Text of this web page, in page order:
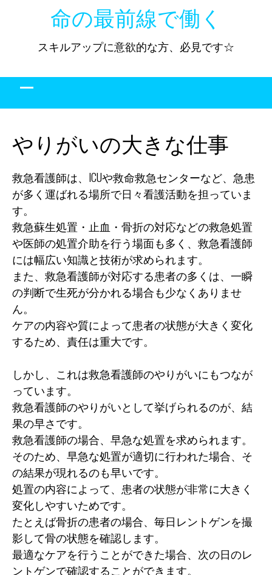
命の最前線で働く
スキルアップに意欲的な方、必見です☆
やりがいの大きな仕事
救急看護師は、ICUや救命救急センターなど、急患
が多く運ばれる場所で日々看護活動を担っていま
す。
救急蘇生処置・止血・骨折の対応などの救急処置
や医師の処置介助を行う場面も多く、救急看護師
には幅広い知識と技術が求められます。
また、救急看護師が対応する患者の多くは、一瞬
の判断で生死が分かれる場合も少なくありませ
ん。
ケアの内容や質によって患者の状態が大きく変化
するため、責任は重大です。
しかし、これは救急看護師のやりがいにもつなが
っています。
救急看護師のやりがいとして挙げられるのが、結
果の早さです。
救急看護師の場合、早急な処置を求められます。
そのため、早急な処置が適切に行われた場合、そ
の結果が現れるのも早いです。
処置の内容によって、患者の状態が非常に大きく
変化しやすいためです。
たとえば骨折の患者の場合、毎日レントゲンを撮
影して骨の状態を確認します。
最適なケアを行うことができた場合、次の日のレ
ントゲンで確認することができます。